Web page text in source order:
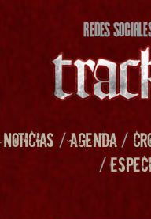
REDES
NOTICIAS /AGENDA/
/